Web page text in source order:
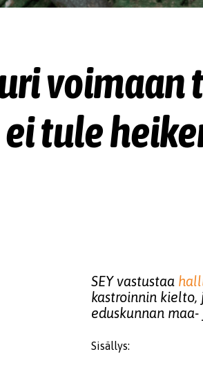
ei tule
SEY vastustaa
kastroinnin kielto,
eduskunnan
Sisällys: